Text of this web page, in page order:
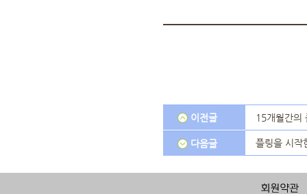
이전글 15개월간의
다음글 플링을 시작